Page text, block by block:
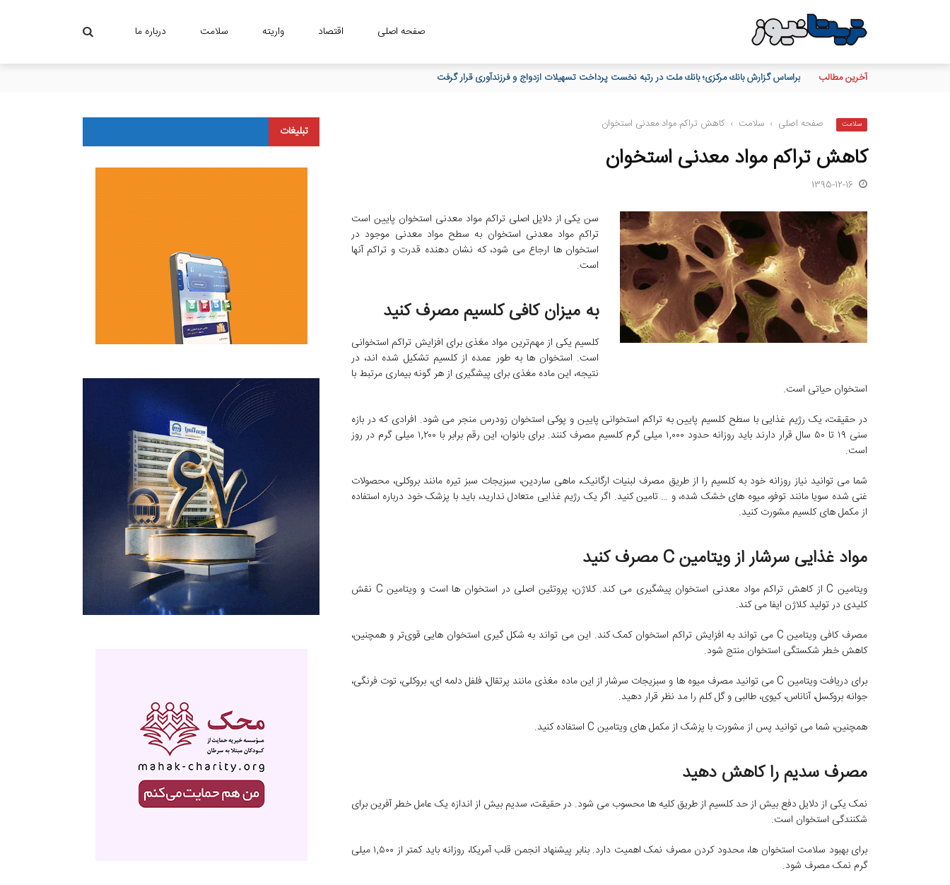
صفحه اصلی اقتصاد واریته سلامت درباره ما
آخرین مطالب منوچهر متکی: کاهش ناترازی دستاورد مهم بانک مسکن در مدیریت منابع و مصارف است
سلامت صفحه اصلی › سلامت › کاهش تراکم مواد معدنی استخوان
کاهش تراکم مواد معدنی استخوان
1395-12-16
سن یکی از دلایل اصلی تراکم مواد معدنی استخوان پایین است
تراکم مواد معدنی استخوان به سطح مواد معدنی موجود در
استخوان ها ارجاع می شود، که نشان دهنده قدرت و تراکم آنها
است.
به میزان کافی کلسیم مصرف کنید
کلسیم یکی از مهم‌ترین مواد مغذی برای افزایش تراکم استخوانی
است. استخوان ها به طور عمده از کلسیم تشکیل شده اند، در
نتیجه، این ماده مغذی برای پیشگیری از هر گونه بیماری مرتبط با
استخوان حیاتی است.
در حقیقت، یک رژیم غذایی با سطح کلسیم پایین به تراکم استخوانی پایین و پوکی استخوان زودرس منجر می شود. افرادی که در بازه
سنی ۱۹ تا ۵۰ سال قرار دارند باید روزانه حدود ۱,۰۰۰ میلی گرم کلسیم مصرف کنند. برای بانوان، این رقم برابر با ۱,۲۰۰ میلی گرم در روز
است.
شما می توانید نیاز روزانه خود به کلسیم را از طریق مصرف لبنیات ارگانیک، ماهی ساردین، سبزیجات سبز تیره مانند بروکلی، محصولات
غنی شده سویا مانند توفو، میوه های خشک شده، و … تامین کنید. اگر یک رژیم غذایی متعادل ندارید، باید با پزشک خود درباره استفاده
از مکمل های کلسیم مشورت کنید.
مواد غذایی سرشار از ویتامین C مصرف کنید
ویتامین C از کاهش تراکم مواد معدنی استخوان پیشگیری می کند. کلاژن، پروتئین اصلی در استخوان ها است و ویتامین C نقش
کلیدی در تولید کلاژن ایفا می کند.
مصرف کافی ویتامین C می تواند به افزایش تراکم استخوان کمک کند. این می تواند به شکل گیری استخوان هایی قوی‌تر و همچنین،
کاهش خطر شکستگی استخوان منتج شود.
برای دریافت ویتامین C می توانید مصرف میوه ها و سبزیجات سرشار از این ماده مغذی مانند پرتقال، فلفل دلمه ای، بروکلی، توت فرنگی،
جوانه بروکسل، آناناس، کیوی، طالبی و گل کلم را مد نظر قرار دهید.
همچنین، شما می توانید پس از مشورت با پزشک از مکمل های ویتامین C استفاده کنید.
مصرف سدیم را کاهش دهید
نمک یکی از دلایل دفع بیش از حد کلسیم از طریق کلیه ها محسوب می شود. در حقیقت، سدیم بیش از اندازه یک عامل خطر آفرین برای
شکنندگی استخوان است.
برای بهبود سلامت استخوان ها، محدود کردن مصرف نمک اهمیت دارد. بنابر پیشنهاد انجمن قلب آمریکا، روزانه باید کمتر از ۱,۵۰۰ میلی
گرم نمک مصرف شود.
تبلیغات